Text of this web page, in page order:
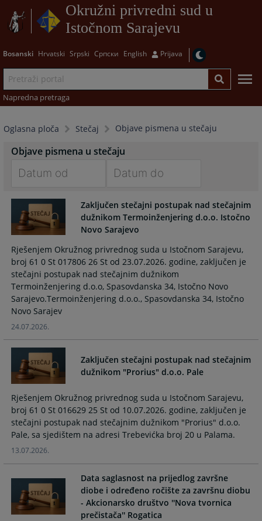
Okružni privredni sud u
Istočnom Sarajevu
Bosanski Hrvatski Srpski Српски English Prijava
Napredna pretraga
Oglasna ploča Stečaj Objave pismena u stečaju
Objave pismena u stečaju
forward
to
interact
with
the
calendar
and
select
a
date.
the
question
mark
key
to
get
the
keyboard
shortcuts
for
changing
dates.
forward
to
interact
with
the
calendar
and
select
question
mark
to
get
the
keyboard
for
changing
dates.
Zaključen stečajni postupak nad stečajnim
dužnikom Termoinženjering d.o.o. Istočno
Novo Sarajevo
Rješenjem Okružnog privrednog suda u Istočnom Sarajevu,
broj 61 0 St 017806 26 St od 23.07.2026. godine, zaključen je
stečajni postupak nad stečajnim dužnikom
Termoinženjering d.o.o, Spasovdanska 34, Istočno Novo
Sarajevo.Termoinženjering d.o.o., Spasovdanska 34, Istočno
Novo Sarajev
24.07.2026.
Zaključen stečajni postupak nad stečajnim
dužnikom "Prorius" d.o.o. Pale
Rješenjem Okružnog privrednog suda u Istočnom Sarajevu,
broj 61 0 St 016629 25 St od 10.07.2026. godine, zaključen je
stečajni postupak nad stečajnim dužnikom "Prorius" d.o.o.
Pale, sa sjedištem na adresi Trebevićka broj 20 u Palama.
13.07.2026.
Data saglasnost na prijedlog završne
diobe i određeno ročište za završnu diobu
- Akcionarsko društvo ''Nova tvornica
prečistača'' Rogatica